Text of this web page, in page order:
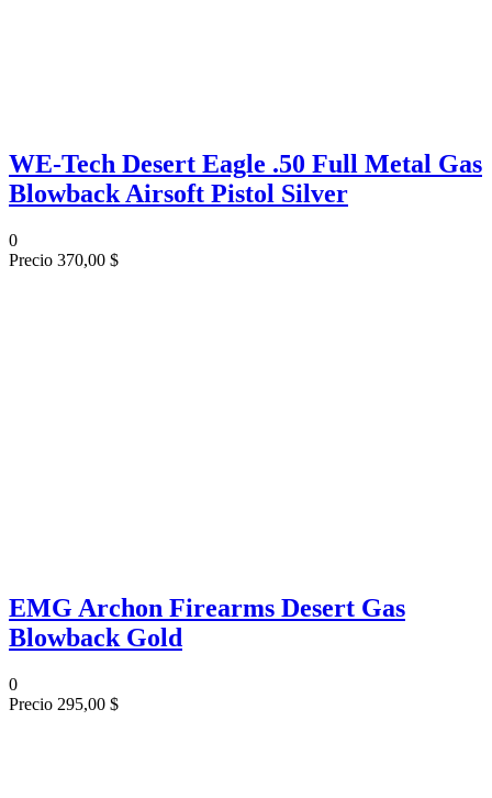
WE-Tech Desert Eagle .50 Full Metal Gas
Blowback Airsoft Pistol Silver
0
Precio 370,00 $
EMG Archon Firearms Desert Gas
Blowback Gold
0
Precio 295,00 $